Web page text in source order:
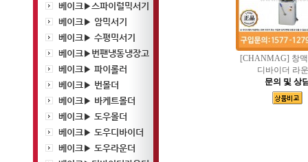
베이크▶스파이럴믹서기
베이크▶ 암믹서기
베이크▶ 수평믹서기
베이크▶번팬냉동냉장고
베이크▶ 파이롤러
베이크▶ 번몰더
베이크▶ 바케트몰더
베이크▶ 도우몰더
베이크▶ 도우디바이더
베이크▶ 도우라운더
[CHANMAG] 창
디바이더 라
문의 및 상